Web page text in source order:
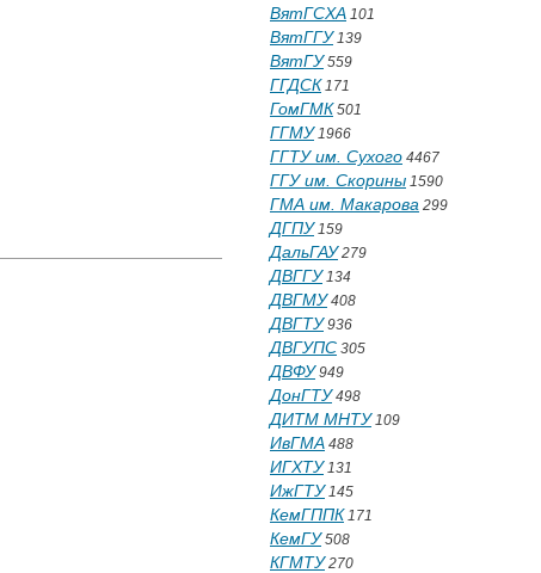
ВятГСХА 101
ВятГГУ139
ВятГУ559
ГГДСК 171
ГомГМК 501
ГГМУ1966
ГГТУ им. Сухого 4467
ГГУ им. Скорины 1590
ГМА им. Макарова 299
ДГПУ159
ДальГАУ279
ДВГГУ134
ДВГМУ408
ДВГТУ936
ДВГУПС 305
ДВФУ949
ДонГТУ498
ДИТМ МНТУ109
ИвГМА 488
ИГХТУ131
ИжГТУ145
КемГППК 171
КемГУ508
КГМТУ270